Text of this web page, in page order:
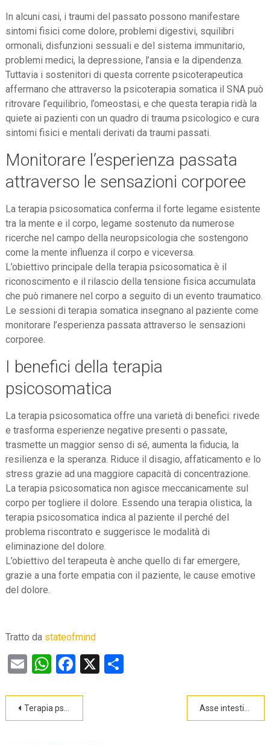
In alcuni casi, i traumi del passato possono manifestare
sintomi fisici come dolore, problemi digestivi, squilibri
ormonali, disfunzioni sessuali e del sistema immunitario,
problemi medici, la depressione, l’ansia e la dipendenza.
Tuttavia i sostenitori di questa corrente psicoterapeutica
affermano che attraverso la psicoterapia somatica il SNA può
ritrovare l’equilibrio, l’omeostasi, e che questa terapia ridà la
quiete ai pazienti con un quadro di trauma psicologico e cura
sintomi fisici e mentali derivati da traumi passati.
Monitorare l’esperienza passata
attraverso le sensazioni corporee
La terapia psicosomatica conferma il forte legame esistente
tra la mente e il corpo, legame sostenuto da numerose
ricerche nel campo della neuropsicologia che sostengono
come la mente influenza il corpo e viceversa.
L’obiettivo principale della terapia psicosomatica è il
riconoscimento e il rilascio della tensione fisica accumulata
che può rimanere nel corpo a seguito di un evento traumatico.
Le sessioni di terapia somatica insegnano al paziente come
monitorare l’esperienza passata attraverso le sensazioni
corporee.
I benefici della terapia
psicosomatica
La terapia psicosomatica offre una varietà di benefici: rivede
e trasforma esperienze negative presenti o passate,
trasmette un maggior senso di sé, aumenta la fiducia, la
resilienza e la speranza. Riduce il disagio, affaticamento e lo
stress grazie ad una maggiore capacità di concentrazione.
La terapia psicosomatica non agisce meccanicamente sul
corpo per togliere il dolore. Essendo una terapia olistica, la
terapia psicosomatica indica al paziente il perché del
problema riscontrato e suggerisce le modalità di
eliminazione del dolore.
L’obiettivo del terapeuta è anche quello di far emergere,
grazie a una forte empatia con il paziente, le cause emotive
del dolore.
Tratto da stateofmind
EmailWhatsApp
Facebook
X Condividi
Navigazione
articoli
Terapia psicosomatica